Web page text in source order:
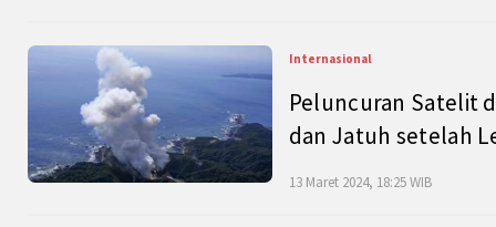
Internasional
Peluncuran Satelit
dan Jatuh setelah
13 Maret 2024, 18:25 WIB